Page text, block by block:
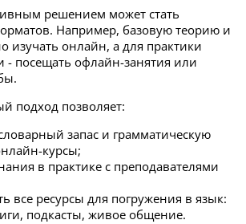
решением может стать
Например, базовую теорию и
изучать онлайн, а для практики
- посещать офлайн-занятия или
подход позволяет:
запас и грамматическую
курсы;
в практике с преподавателями
все ресурсы для погружения в язык:
подкасты, живое общение.